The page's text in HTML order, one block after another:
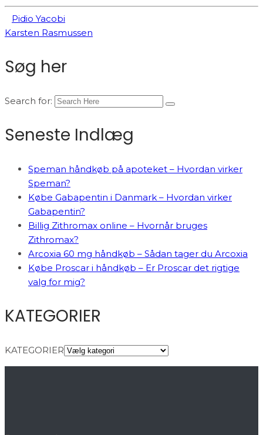
Pidio Yacobi
Karsten Rasmussen
Søg her
Search for:
Seneste Indlæg
Speman håndkøb på apoteket – Hvordan virker
Speman?
Købe Gabapentin i Danmark – Hvordan virker
Gabapentin?
Billig Zithromax online – Hvornår bruges
Zithromax?
Arcoxia 60 mg håndkøb – Sådan tager du Arcoxia
Købe Proscar i håndkøb – Er Proscar det rigtige
valg for mig?
KATEGORIER
KATEGORIER